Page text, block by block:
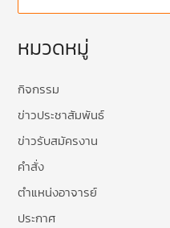
หมวดหมู่
กิจกรรม
ข่าวประชาสัมพันธ์
ข่าวรับสมัครงาน
คำสั่ง
ตำแหน่งอาจารย์
ประกาศ